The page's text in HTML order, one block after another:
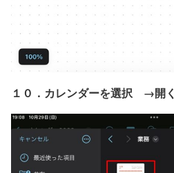
１０．カレンダーを選択 →開く